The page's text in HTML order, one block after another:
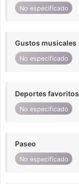
No especificado
Gustos musicales
No especificado
Deportes favoritos
No especificado
Paseo
No especificado